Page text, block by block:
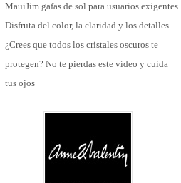
MauiJim gafas de sol para usuarios exigentes.
Disfruta del color, la claridad y los detalles
¿Crees que todos los cristales oscuros te
protegen? No te pierdas este vídeo y cuida
tus ojos